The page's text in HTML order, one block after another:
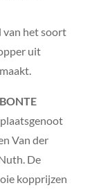
van het soort
uit
Van der
De
kopprijzen